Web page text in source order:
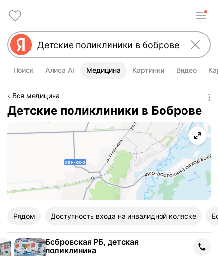
Поиск Алиса AI Медицина Картинки Видео
Вся медицина
Детские поликлиники в Боброве
Рядом Доступность входа на инвалидной коляске
Бобровская РБ, детская поликлиника
Бобровская РБ, детская
поликлиника